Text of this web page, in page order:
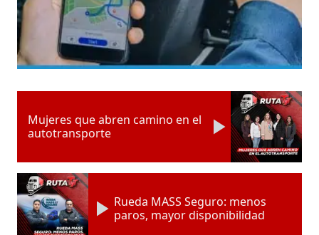
Mujeres que abren camino en el
autotransporte
Rueda MASS Seguro: menos
paros, mayor disponibilidad